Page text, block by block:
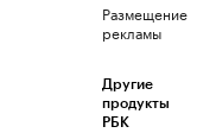
Размещение
рекламы
Другие
продукты
РБК